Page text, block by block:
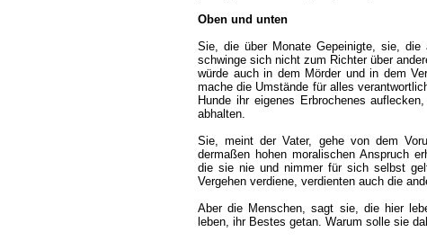
Oben und unten
Sie, die über Monate Gepeinigte, sie,
schwinge sich nicht zum Richter über
würde auch in dem Mörder und in dem
mache die Umstände für alles
Hunde ihr eigenes Erbrochenes
abhalten.
Sie, meint der Vater, gehe von dem
dermaßen hohen moralischen Anspruch
die sie nie und nimmer für sich selbst
Vergehen verdiene, verdienten auch die
Aber die Menschen, sagt sie, die hier
leben, ihr Bestes getan. Warum solle sie